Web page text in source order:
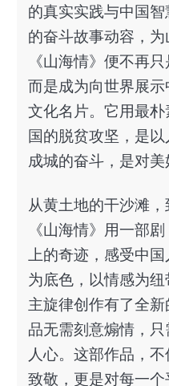
的真实实践与中国
的奋斗故事动容，为
《山海情》便不再
而是成为向世界展
文化名片。它用最
国的脱贫攻坚，是
成城的奋斗，是对美
从黄土地的干沙滩
《山海情》用一部
上的奇迹，感受中
为底色，以情感为
主旋律创作有了全
品无需刻意煽情，
人心。这部作品，
致敬，更是对每一